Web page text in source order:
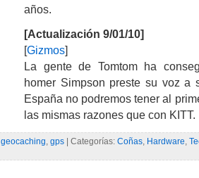
años.
[Actualización 9/01/10]
[Gizmos]
La gente de Tomtom ha
homer Simpson preste su voz a
España no podremos tener al
las mismas razones que con KITT.
geocaching gps | Categorías: Coñas Hardware